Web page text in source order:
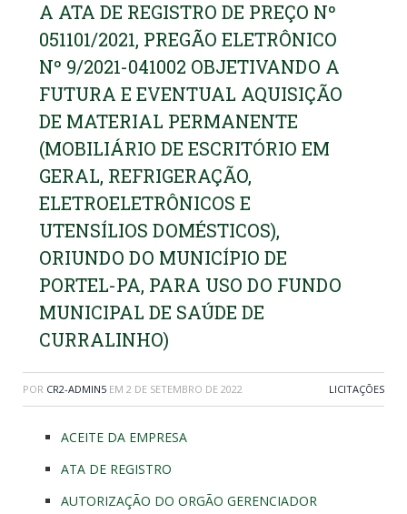
A ATA DE REGISTRO DE PREÇO Nº
051101/2021, PREGÃO ELETRÔNICO
Nº 9/2021-041002 OBJETIVANDO A
FUTURA E EVENTUAL AQUISIÇÃO
DE MATERIAL PERMANENTE
(MOBILIÁRIO DE ESCRITÓRIO EM
GERAL, REFRIGERAÇÃO,
ELETROELETRÔNICOS E
UTENSÍLIOS DOMÉSTICOS),
ORIUNDO DO MUNICÍPIO DE
PORTEL-PA, PARA USO DO FUNDO
MUNICIPAL DE SAÚDE DE
CURRALINHO)
POR CR2-ADMIN5 EM 2 DE SETEMBRO DE 2022 LICITAÇÕES
ACEITE DA EMPRESA
ATA DE REGISTRO
AUTORIZAÇÃO DO ORGÃO GERENCIADOR